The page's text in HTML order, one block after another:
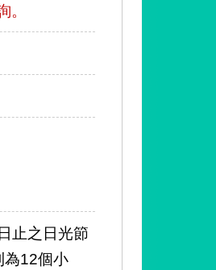
止之日光節
為12個小